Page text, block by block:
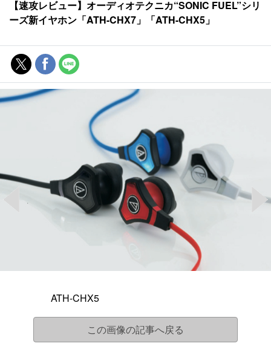
【速攻レビュー】オーディオテクニカ“SONIC FUEL”シリ
ーズ新イヤホン「ATH-CHX7」「ATH-CHX5」
ATH-CHX5
この画像の記事へ戻る